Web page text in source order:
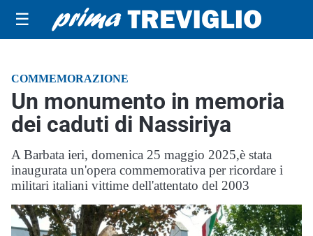
☰
COMMEMORAZIONE
Un monumento in memoria
dei caduti di Nassiriya
A Barbata ieri, domenica 25 maggio 2025,è stata
inaugurata un'opera commemorativa per ricordare i
militari italiani vittime dell'attentato del 2003